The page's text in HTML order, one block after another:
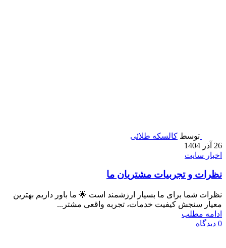
توسط کالسکه طلائی
26 آذر 1404
اخبار سایت
نظرات و تجربیات مشتریان ما
نظرات شما برای ما بسیار ارزشمند است 🌟 ما باور داریم بهترین
معیار سنجش کیفیت خدمات، تجربه واقعی مشتر...
ادامه مطلب
0 دیدگاه